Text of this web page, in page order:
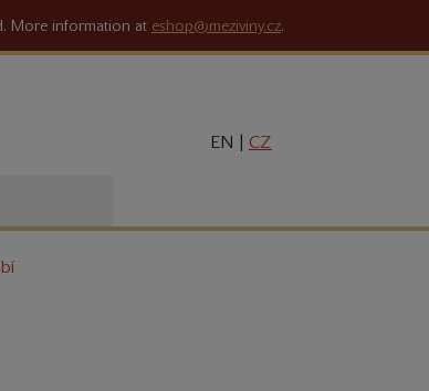
More information at eshop@meziviny.cz.
EN | CZ